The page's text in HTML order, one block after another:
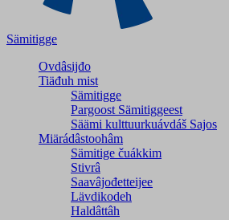
Sämitigge
Ovdâsijđo
Tiäđuh mist
Sämitigge
Pargoost Sämitiggeest
Säämi kulttuurkuávdáš Sajos
Miärádâstoohâm
Sämitige čuákkim
Stivrâ
Saavâjođetteijee
Lävdikodeh
Haldâttâh